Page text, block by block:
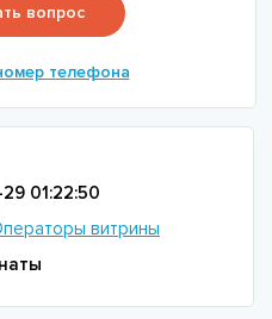
вопрос
телефона
01:22:50
витрины